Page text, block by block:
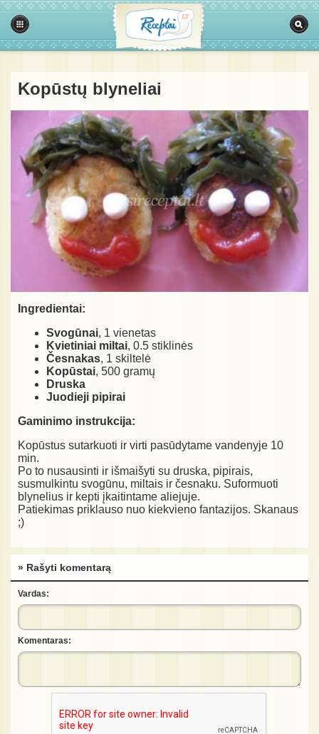
Kopūstų blyneliai
Ingredientai:
Svogūnai, 1 vienetas
Kvietiniai miltai, 0.5 stiklinės
Česnakas, 1 skiltelė
Kopūstai, 500 gramų
Druska
Juodieji pipirai
Gaminimo instrukcija:
Kopūstus sutarkuoti ir virti pasūdytame vandenyje 10
min.
Po to nusausinti ir išmaišyti su druska, pipirais,
susmulkintu svogūnu, miltais ir česnaku. Suformuoti
blynelius ir kepti įkaitintame aliejuje.
Patiekimas priklauso nuo kiekvieno fantazijos. Skanaus
;)
» Rašyti komentarą
Vardas:
Komentaras: